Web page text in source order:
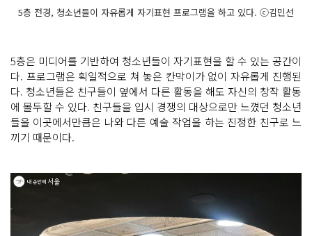
5층 전경, 청소년들이 자유롭게 자기표현 프로그램을 하고 있다. ⓒ김민선
5층은 미디어를 기반하여 청소년들이 자기표현을 할 수 있는 공간이
다. 프로그램은 획일적으로 쳐 놓은 칸막이가 없이 자유롭게 진행된
다. 청소년들은 친구들이 옆에서 다른 활동을 해도 자신의 창작 활동
에 몰두할 수 있다. 친구들을 입시 경쟁의 대상으로만 느꼈던 청소년
들을 이곳에서만큼은 나와 다른 예술 작업을 하는 진정한 친구로 느
끼기 때문이다.